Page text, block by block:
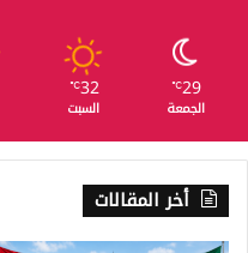
29
℃
الجمعة
32
℃
السبت
أخر المقالات